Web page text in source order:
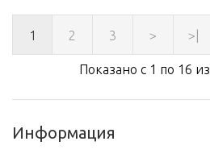
1 2 3 > >|
Показано с 1 по 16
Информация